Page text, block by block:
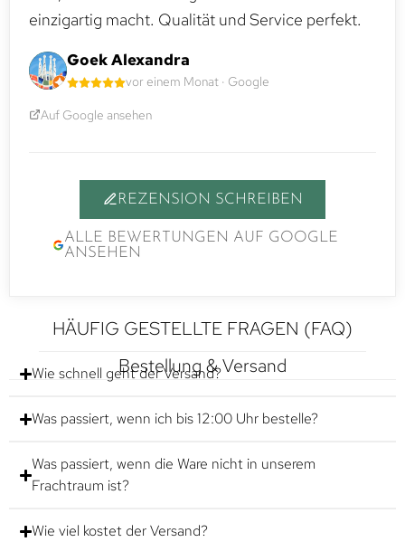
einzigartig macht. Qualität und Service perfekt.
Goek Alexandra
vor einem Monat · Google
Auf Google ansehen
REZENSION SCHREIBEN
ALLE BEWERTUNGEN AUF GOOGLE
ANSEHEN
HÄUFIG GESTELLTE FRAGEN (FAQ)
Bestellung & Versand
Wie schnell geht der Versand?
Was passiert, wenn ich bis 12:00 Uhr bestelle?
Was passiert, wenn die Ware nicht in unserem
Frachtraum ist?
Wie viel kostet der Versand?